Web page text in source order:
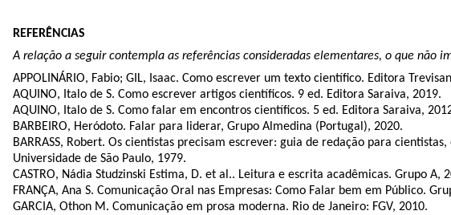
REFERÊNCIAS
A relação a seguir contempla as referências consideradas elementares, o que não
APPOLINÁRIO, Fabio; GIL, Isaac. Como escrever um texto científico. Editora
AQUINO, Italo de S. Como escrever artigos científicos. 9 ed. Editora Saraiva, 2019.
AQUINO, Italo de S. Como falar em encontros científicos. 5 ed. Editora Saraiva,
BARBEIRO, Heródoto. Falar para liderar, Grupo Almedina (Portugal), 2020.
BARRASS, Robert. Os cientistas precisam escrever: guia de redação para
Universidade de São Paulo, 1979.
CASTRO, Nádia Studzinski Estima, D. et al.. Leitura e escrita acadêmicas. Grupo A,
FRANÇA, Ana S. Comunicação Oral nas Empresas: Como Falar bem em Público.
GARCIA, Othon M. Comunicação em prosa moderna. Rio de Janeiro: FGV, 2010.